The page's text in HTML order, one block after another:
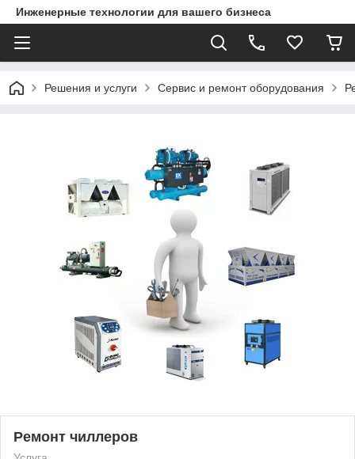
Инженерные технологии для вашего бизнеса
Решения и услуги Сервис и ремонт оборудования
Ремонт чиллеров